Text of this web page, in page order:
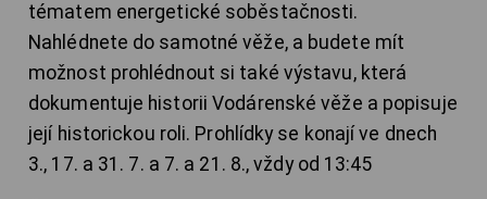
tématem energetické soběstačnosti.
Nahlédnete do samotné věže, a budete mít
možnost prohlédnout si také výstavu, která
dokumentuje historii Vodárenské věže a popisuje
její historickou roli. Prohlídky se konají ve dnech
3., 17. a 31. 7. a 7. a 21. 8., vždy od 13:45